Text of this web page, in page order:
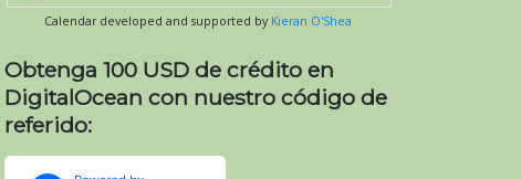
Calendar developed and supported by Kieran O'Shea
Obtenga 100 USD de crédito en
DigitalOcean con nuestro código de
referido: